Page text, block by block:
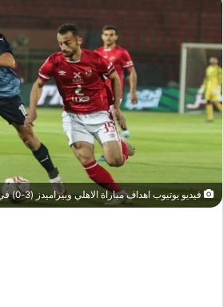
فيديو يوتيوب اهداف مباراة الاهلي وبيراميدز (3-0) في الدوري المصري